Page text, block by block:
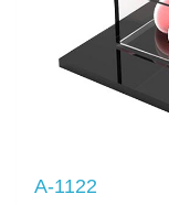
A-1122